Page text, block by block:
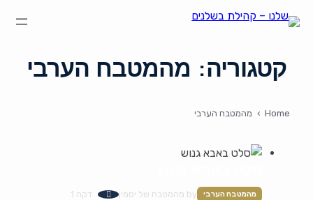
תקנון ותנאי שימוש
קטגוריה: מהמטבח הערבי
Home
› מהמטבח הערבי
מהמטבח הערבי by מהמטבח של יסמין דקה 1